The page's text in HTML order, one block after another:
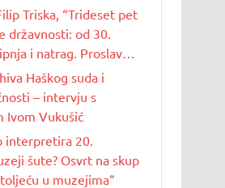
Triska, “Trideset pet
državnosti: od 30.
i natrag. Proslave
u Republici Hrvatskoj
godine”
Haškog suda i
– intervju s
Ivom Vukušić
interpretira 20.
šute? Osvrt na skup
u muzejima“